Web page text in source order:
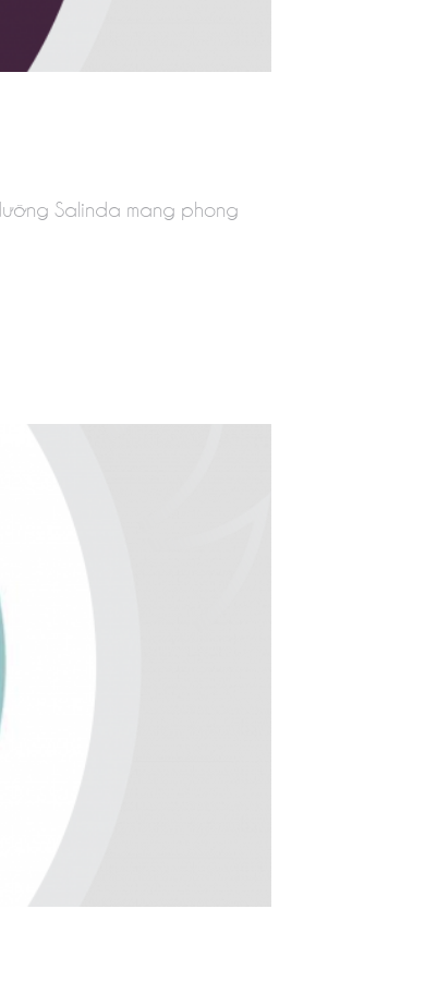
Salinda mang phong